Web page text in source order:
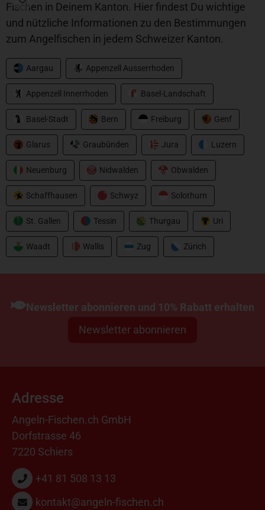
Axxa
Thanos 2000
Fischen in Deinem Kanton. Hier findest Du wichtige
und nützliche Informationen zu den Bestimmungen
zum Angelfischen in jedem Schweizer Kanton.
Aargau Appenzell Ausserrhoden
Appenzell Innerrhoden Basel-Landschaft
Basel-Stadt Bern Freiburg Genf
Glarus Graubünden Jura Luzern
Neuenburg Nidwalden Obwalden
Schaffhausen Schwyz Solothurn
St. Gallen Tessin Thurgau Uri
Waadt Wallis Zug Zürich
Newsletter abonnieren und 10% Rabatt erhalten
Newsletter abonnieren
Adresse
Angeln-Fischen.ch GmbH
Dorfstrasse 46
7220 Schiers
+41 81 508 13 13
kontakt@angeln-fischen.ch